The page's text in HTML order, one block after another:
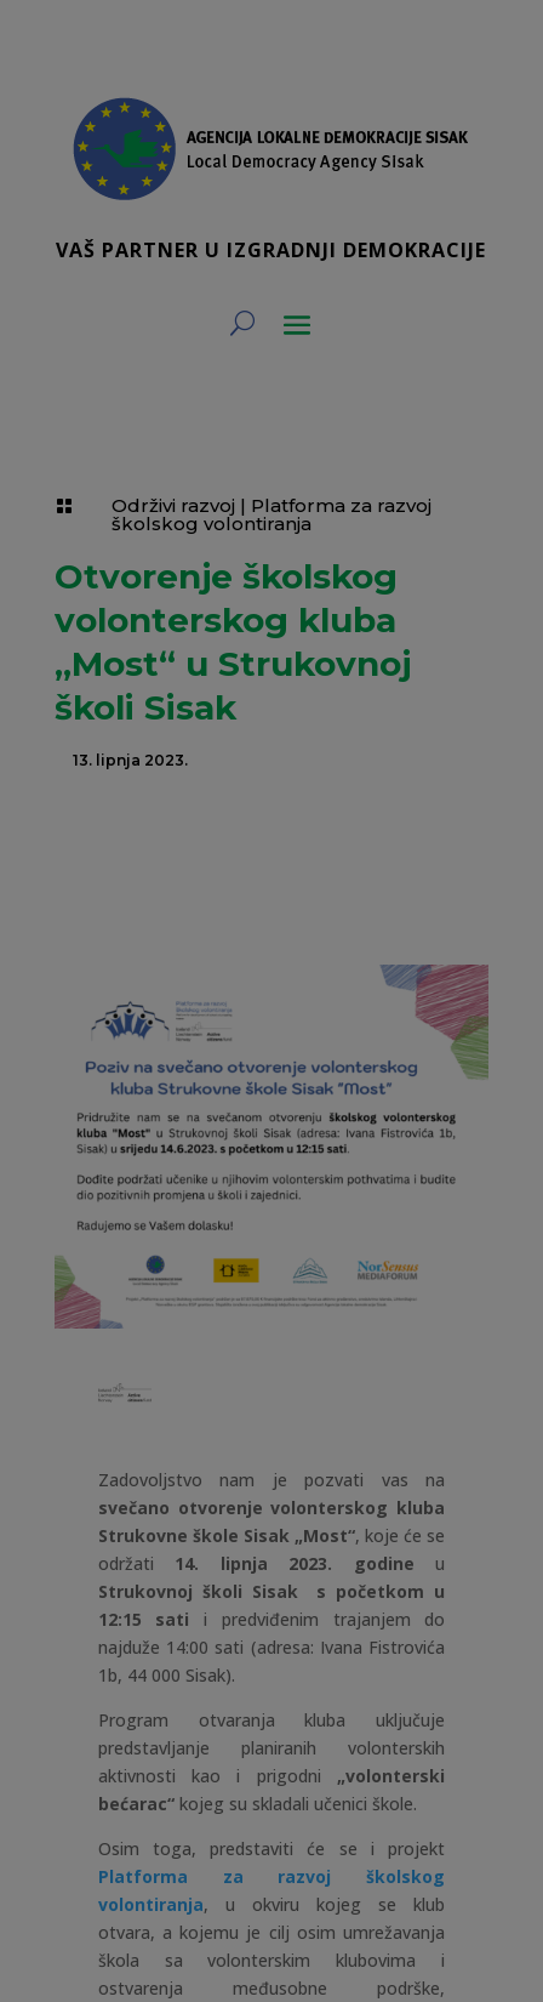
VAŠ PARTNER U IZGRADNJI DEMOKRACIJE
 Održivi razvoj | Platforma za razvoj
školskog volontiranja
Otvorenje školskog
volonterskog kluba
„Most“ u Strukovnoj
školi Sisak
13. lipnja 2023.
Zadovoljstvo nam je pozvati vas na
svečano otvorenje volonterskog kluba
Strukovne škole Sisak „Most“, koje će se
održati 14. lipnja 2023. godine u
Strukovnoj školi Sisak s početkom u
12:15 sati i predviđenim trajanjem do
najduže 14:00 sati (adresa: Ivana Fistrovića
1b, 44 000 Sisak).
Program otvaranja kluba uključuje
predstavljanje planiranih volonterskih
aktivnosti kao i prigodni „volonterski
bećarac“kojeg su skladali učenici škole.
Osim toga, predstaviti će se i projekt
Platforma za razvoj školskog
volontiranja, u okviru kojeg se klub
otvara, a kojemu je cilj osim umrežavanja
škola sa volonterskim klubovima i
ostvarenja međusobne podrške,